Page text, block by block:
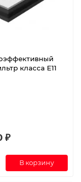
класса E11
₽
В корзину